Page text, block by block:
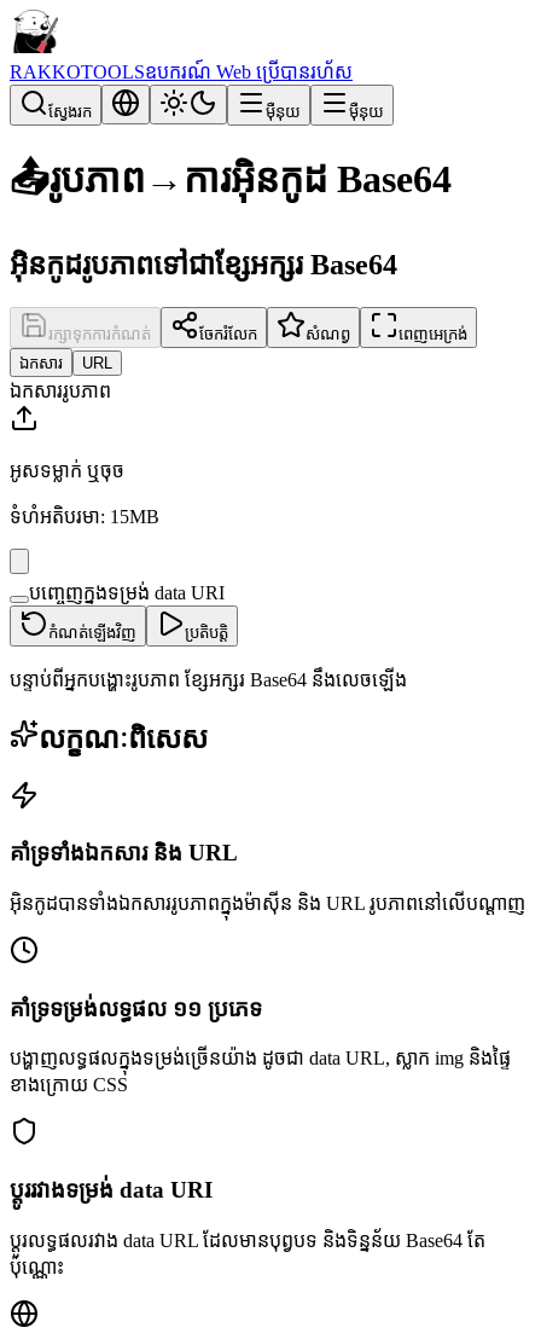
RAKKOTOOLSឧបករណ៍ Web ប្រើបានរហ័ស
ស្វែងរក ម៉ឺនុយ ម៉ឺនុយ
📤រូបភាព→ការអ៊ិនកូដ Base64
អ៊ិនកូដរូបភាពទៅជាខ្សែអក្សរ Base64
រក្សាទុកការកំណត់ ចែករំលែក សំណព្វ
ពេញអេក្រង់
ឯកសារ
URL
ឯកសាររូបភាព
អូសទម្លាក់ ឬចុច
ទំហំអតិបរមា: 15MB
បញ្ចេញក្នុងទម្រង់ data URI
កំណត់ឡើងវិញ ប្រតិបត្តិ
បន្ទាប់ពីអ្នកបង្ហោះរូបភាព ខ្សែអក្សរ Base64 នឹងលេចឡើង
លក្ខណៈពិសេស
គាំទ្រទាំងឯកសារ និង URL
អ៊ិនកូដបានទាំងឯកសាររូបភាពក្នុងម៉ាស៊ីន និង URL រូបភាពនៅលើបណ្តាញ
គាំទ្រទម្រង់លទ្ធផល ១១ ប្រភេទ
បង្ហាញលទ្ធផលក្នុងទម្រង់ច្រើនយ៉ាង ដូចជា data URL, ស្លាក img និងផ្ទៃ
ខាងក្រោយ CSS
ប្តូររវាងទម្រង់ data URI
ប្តូរលទ្ធផលរវាង data URL ដែលមានបុព្វបទ និងទិន្នន័យ Base64 តែ
ប៉ុណ្ណោះ